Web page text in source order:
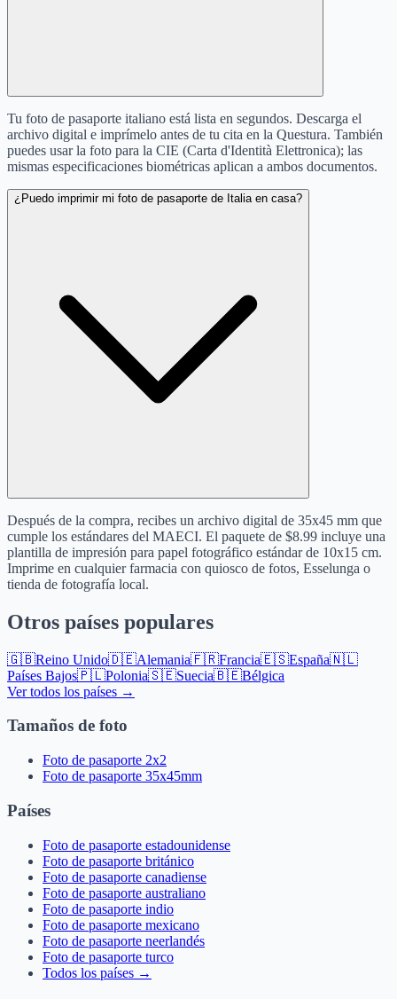
Tu foto de pasaporte italiano está lista en segundos. Descarga el
archivo digital e imprímelo antes de tu cita en la Questura. También
puedes usar la foto para la CIE (Carta d'Identità Elettronica); las
mismas especificaciones biométricas aplican a ambos documentos.
¿Puedo imprimir mi foto de pasaporte de Italia en casa?
Después de la compra, recibes un archivo digital de 35x45 mm que
cumple los estándares del MAECI. El paquete de $8.99 incluye una
plantilla de impresión para papel fotográfico estándar de 10x15 cm.
Imprime en cualquier farmacia con quiosco de fotos, Esselunga o
tienda de fotografía local.
Otros países populares
🇬🇧Reino Unido🇩🇪Alemania🇫🇷Francia🇪🇸España🇳🇱
Países Bajos🇵🇱Polonia🇸🇪Suecia🇧🇪Bélgica
Ver todos los países →
Tamaños de foto
Foto de pasaporte 2x2
Foto de pasaporte 35x45mm
Países
Foto de pasaporte estadounidense
Foto de pasaporte británico
Foto de pasaporte canadiense
Foto de pasaporte australiano
Foto de pasaporte indio
Foto de pasaporte mexicano
Foto de pasaporte neerlandés
Foto de pasaporte turco
Todos los países →